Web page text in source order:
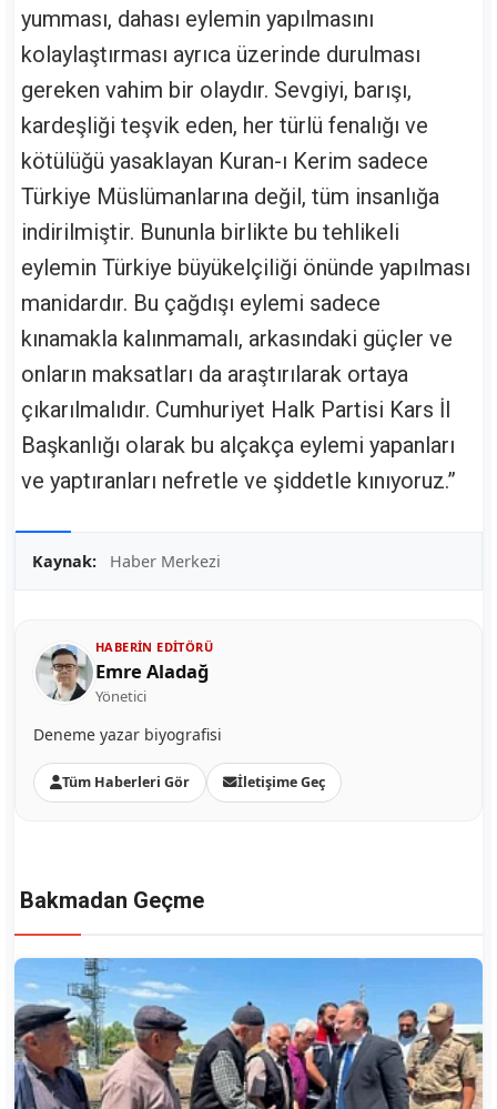
yumması, dahası eylemin yapılmasını
kolaylaştırması ayrıca üzerinde durulması
gereken vahim bir olaydır. Sevgiyi, barışı,
kardeşliği teşvik eden, her türlü fenalığı ve
kötülüğü yasaklayan Kuran-ı Kerim sadece
Türkiye Müslümanlarına değil, tüm insanlığa
indirilmiştir. Bununla birlikte bu tehlikeli
eylemin Türkiye büyükelçiliği önünde yapılması
manidardır. Bu çağdışı eylemi sadece
kınamakla kalınmamalı, arkasındaki güçler ve
onların maksatları da araştırılarak ortaya
çıkarılmalıdır. Cumhuriyet Halk Partisi Kars İl
Başkanlığı olarak bu alçakça eylemi yapanları
ve yaptıranları nefretle ve şiddetle kınıyoruz.”
Kaynak: Haber Merkezi
HABERIN EDITÖRÜ
Emre Aladağ
Yönetici
Deneme yazar biyografisi
Tüm Haberleri Gör İletişime Geç
Bakmadan Geçme